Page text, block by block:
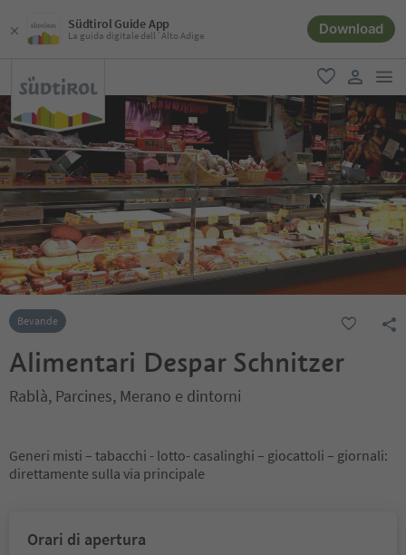
Südtirol Guide App
La guida digitale dell´Alto Adige Download
favoriti
user link
Bevande
Alimentari Despar Schnitzer
Rablà, Parcines, Merano e dintorni
Generi misti – tabacchi - lotto- casalinghi – giocattoli – giornali:
direttamente sulla via principale
Orari di apertura